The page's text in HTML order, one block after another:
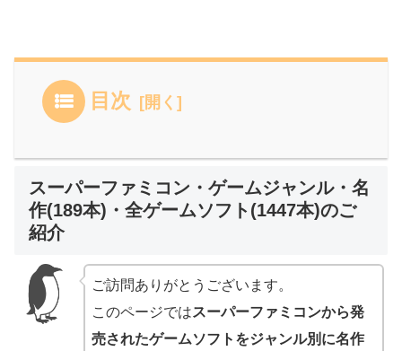
目次
スーパーファミコン・ゲームジャンル・名
作(189本)・全ゲームソフト(1447本)のご
紹介
ご訪問ありがとうございます。
このページではスーパーファミコンから発
売されたゲームソフトをジャンル別に名作